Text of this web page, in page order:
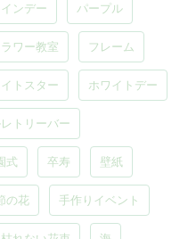
ンデー パープル
ワー教室 フレーム
トスター ホワイトデー
トリーバー
式 卒寿 壁紙
の花 手作りイベント